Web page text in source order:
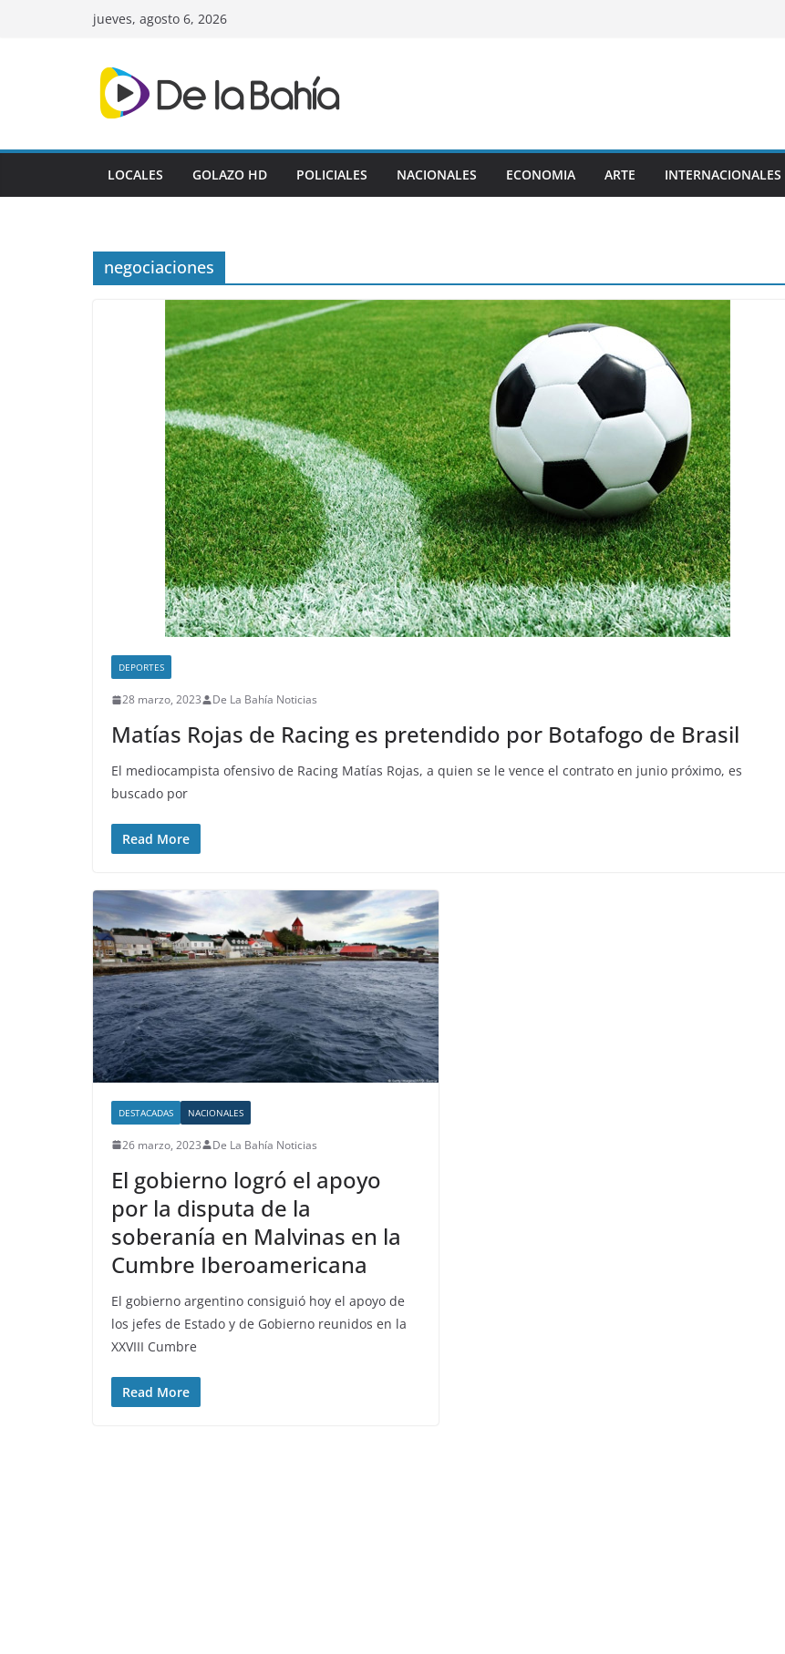
jueves, agosto 6, 2026
LOCALES GOLAZO HD POLICIALES NACIONALES ECONOMIA ARTE INTERNACIONALES
negociaciones
DEPORTES
28 marzo, 2023 De La Bahía Noticias
Matías Rojas de Racing es pretendido por Botafogo de Brasil
El mediocampista ofensivo de Racing Matías Rojas, a quien se le vence el contrato en junio próximo, es
buscado por
Read More
DESTACADAS NACIONALES
26 marzo, 2023 De La Bahía Noticias
El gobierno logró el apoyo
por la disputa de la
soberanía en Malvinas en la
Cumbre Iberoamericana
El gobierno argentino consiguió hoy el apoyo de
los jefes de Estado y de Gobierno reunidos en la
XXVIII Cumbre
Read More